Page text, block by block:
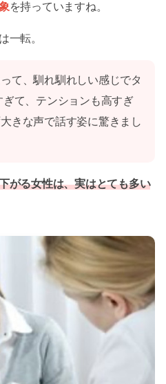
を持っていますね。
一転。
て、馴れ馴れしい感じでタ
ぎて、テンションも高すぎ
きな声で話す姿に驚きまし
がる女性は、実はとても多い